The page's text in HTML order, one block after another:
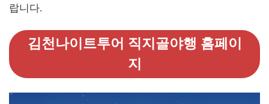
랍니다.
김천나이트투어 직지골야행 홈페이
지